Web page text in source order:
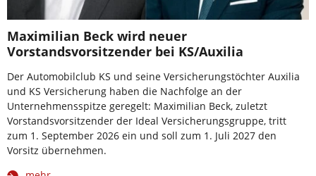
Maximilian Beck wird neuer
Vorstandsvorsitzender bei KS/Auxilia
Der Automobilclub KS und seine Versicherungstöchter Auxilia
und KS Versicherung haben die Nachfolge an der
Unternehmensspitze geregelt: Maximilian Beck, zuletzt
Vorstandsvorsitzender der Ideal Versicherungsgruppe, tritt
zum 1. September 2026 ein und soll zum 1. Juli 2027 den
Vorsitz übernehmen.